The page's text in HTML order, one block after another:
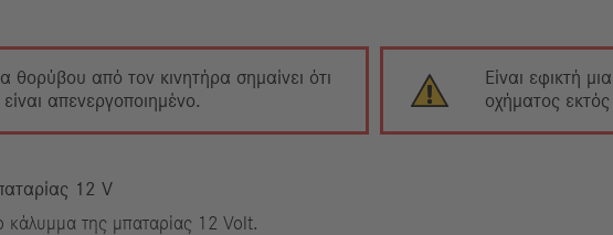
θορύβου από τον κινητήρα σημαίνει ότι
απενεργοποιημένο.
Είναι εφικτή
οχήματος εκτός
12 V
κάλυμμα της μπαταρίας 12 Volt.